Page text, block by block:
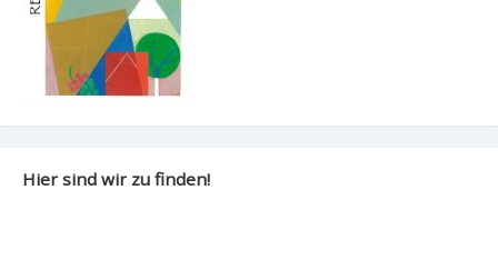
Hier sind wir zu finden!